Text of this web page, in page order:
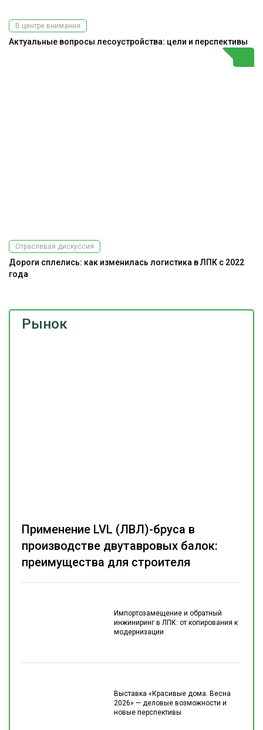
Рынок
Импортозамещение и обратный
инжиниринг в ЛПК: от копирования к
модернизации
Выставка «Красивые дома. Весна
2026» — деловые возможности и
новые перспективы
Применение LVL (ЛВЛ)-бруса в
производстве двутавровых балок:
преимущества для строителя
В центре внимания
Актуальные вопросы лесоустройства: цели и перспективы
Отраслевая дискуссия
Дороги сплелись: как изменилась логистика в ЛПК с 2022
года